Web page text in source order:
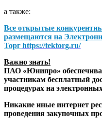
а также:
Все открытые
размещаются на
Торг https://tektorg.ru/
Важно знать!
ПАО «Юнипро»
участникам бесплатный
процедурах на
Никакие иные интернет
проведения закупочных